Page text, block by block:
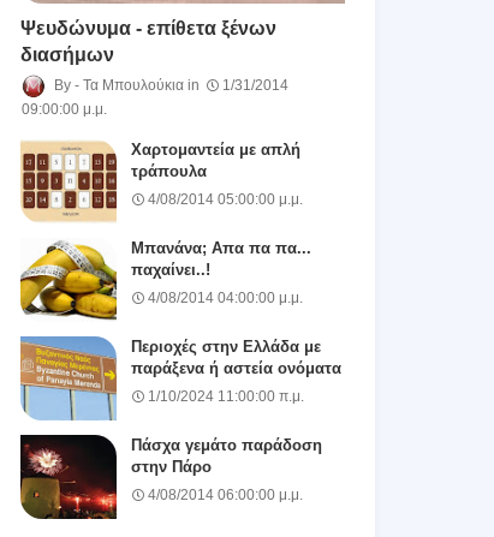
Ψευδώνυμα - επίθετα ξένων
διασήμων
Τα Μπουλούκια
1/31/2014
09:00:00 μ.μ.
Χαρτομαντεία με απλή
τράπουλα
4/08/2014 05:00:00 μ.μ.
Μπανάνα; Απα πα πα...
παχαίνει..!
4/08/2014 04:00:00 μ.μ.
Περιοχές στην Ελλάδα με
παράξενα ή αστεία ονόματα
1/10/2024 11:00:00 π.μ.
Πάσχα γεμάτο παράδοση
στην Πάρο
4/08/2014 06:00:00 μ.μ.